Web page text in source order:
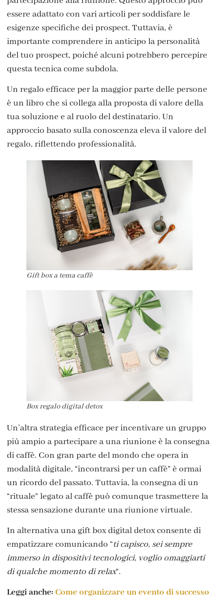
essere adattato con vari articoli per soddisfare le
esigenze specifiche dei prospect. Tuttavia, è
importante comprendere in anticipo la personalità
del tuo prospect, poiché alcuni potrebbero percepire
questa tecnica come subdola.
Un regalo efficace per la maggior parte delle persone
è un libro che si collega alla proposta di valore della
tua soluzione e al ruolo del destinatario. Un
approccio basato sulla conoscenza eleva il valore del
regalo, riflettendo professionalità.
Gift box a tema caffè
Box regalo digital detox
Un’altra strategia efficace per incentivare un gruppo
più ampio a partecipare a una riunione è la consegna
di caffè. Con gran parte del mondo che opera in
modalità digitale, “incontrarsi per un caffè” è ormai
un ricordo del passato. Tuttavia, la consegna di un
“rituale” legato al caffè può comunque trasmettere la
stessa sensazione durante una riunione virtuale.
In alternativa una gift box digital detox consente di
empatizzare comunicando “ti capisco, sei sempre
immerso in dispositivi tecnologici, voglio omaggiarti
di qualche momento di relax“.
Leggi anche: Come organizzare un evento di successo